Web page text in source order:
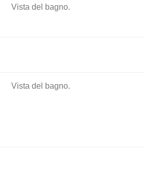
Vista del bagno.
Vista del bagno.